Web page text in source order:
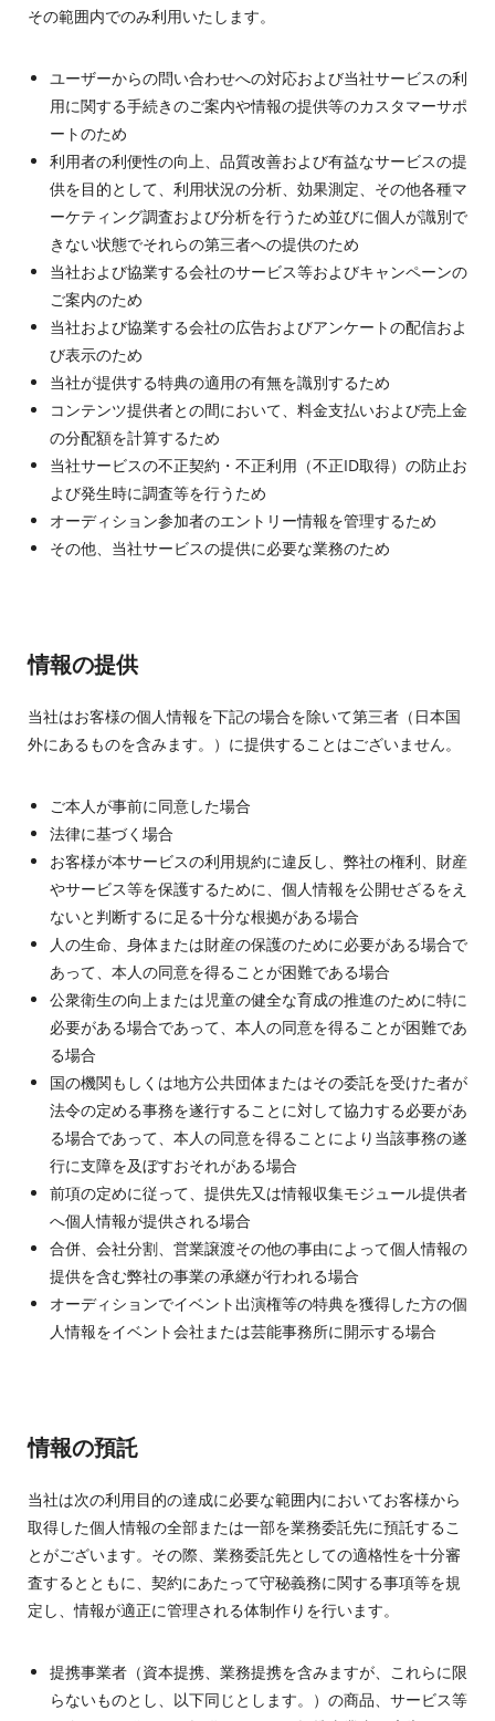
その範囲内でのみ利用いたします。
ユーザーからの問い合わせへの対応および当社サービスの利
用に関する手続きのご案内や情報の提供等のカスタマーサポ
ートのため
利用者の利便性の向上、品質改善および有益なサービスの提
供を目的として、利用状況の分析、効果測定、その他各種マ
ーケティング調査および分析を行うため並びに個人が識別で
きない状態でそれらの第三者への提供のため
当社および協業する会社のサービス等およびキャンペーンの
ご案内のため
当社および協業する会社の広告およびアンケートの配信およ
び表示のため
当社が提供する特典の適用の有無を識別するため
コンテンツ提供者との間において、料金支払いおよび売上金
の分配額を計算するため
当社サービスの不正契約・不正利用（不正ID取得）の防止お
よび発生時に調査等を行うため
オーディション参加者のエントリー情報を管理するため
その他、当社サービスの提供に必要な業務のため
情報の提供
当社はお客様の個人情報を下記の場合を除いて第三者（日本国
外にあるものを含みます。）に提供することはございません。
ご本人が事前に同意した場合
法律に基づく場合
お客様が本サービスの利用規約に違反し、弊社の権利、財産
やサービス等を保護するために、個人情報を公開せざるをえ
ないと判断するに足る十分な根拠がある場合
人の生命、身体または財産の保護のために必要がある場合で
あって、本人の同意を得ることが困難である場合
公衆衛生の向上または児童の健全な育成の推進のために特に
必要がある場合であって、本人の同意を得ることが困難であ
る場合
国の機関もしくは地方公共団体またはその委託を受けた者が
法令の定める事務を遂行することに対して協力する必要があ
る場合であって、本人の同意を得ることにより当該事務の遂
行に支障を及ぼすおそれがある場合
前項の定めに従って、提供先又は情報収集モジュール提供者
へ個人情報が提供される場合
合併、会社分割、営業譲渡その他の事由によって個人情報の
提供を含む弊社の事業の承継が行われる場合
オーディションでイベント出演権等の特典を獲得した方の個
人情報をイベント会社または芸能事務所に開示する場合
情報の預託
当社は次の利用目的の達成に必要な範囲内においてお客様から
取得した個人情報の全部または一部を業務委託先に預託するこ
とがございます。その際、業務委託先としての適格性を十分審
査するとともに、契約にあたって守秘義務に関する事項等を規
定し、情報が適正に管理される体制作りを行います。
提携事業者（資本提携、業務提携を含みますが、これらに限
らないものとし、以下同じとします。）の商品、サービス等